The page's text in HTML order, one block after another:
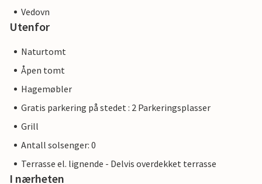
Vedovn
Utenfor
Naturtomt
Åpen tomt
Hagemøbler
Gratis parkering på stedet : 2 Parkeringsplasser
Grill
Antall solsenger: 0
Terrasse el. lignende - Delvis overdekket terrasse
I nærheten